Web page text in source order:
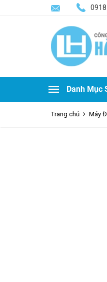
Danh Mục
Trang chủ Máy